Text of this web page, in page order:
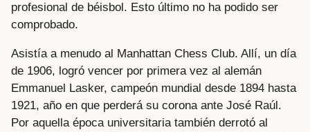
profesional de béisbol. Esto último no ha podido ser
comprobado.
Asistía a menudo al Manhattan Chess Club. Allí, un día
de 1906, logró vencer por primera vez al alemán
Emmanuel Lasker, campeón mundial desde 1894 hasta
1921, año en que perderá su corona ante José Raúl.
Por aquella época universitaria también derrotó al